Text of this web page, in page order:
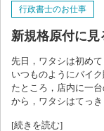
取扱業務
行政書士のお仕事
新規格原付に見
先日，ワタシは初め
いつものようにバイ
たところ，店内に一
から，ワタシはてっ
[続きを読む]